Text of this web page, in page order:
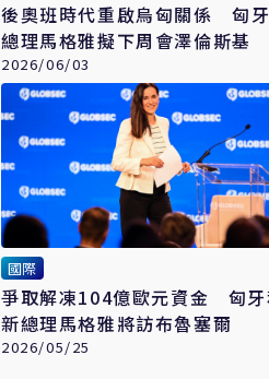
後奧班時代重啟烏匈關係 匈
總理馬格雅擬下周會澤倫斯基
2026/06/03
國際
爭取解凍104億歐元資金 匈牙
新總理馬格雅將訪布魯塞爾
2026/05/25